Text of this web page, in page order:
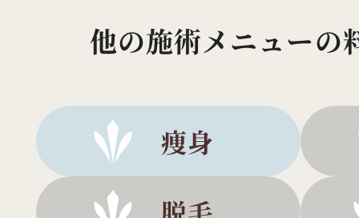
他の施術メニューの
痩身